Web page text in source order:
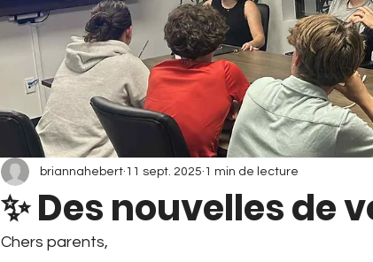
✨ Des nouvelles de
briannahebert 11 sept. 2025 1 min de lecture
Chers parents,